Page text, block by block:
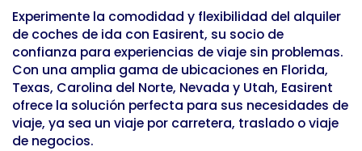
Experimente la comodidad y flexibilidad del alquiler
de coches de ida con Easirent, su socio de
confianza para experiencias de viaje sin problemas.
Con una amplia gama de ubicaciones en Florida,
Texas, Carolina del Norte, Nevada y Utah, Easirent
ofrece la solución perfecta para sus necesidades de
viaje, ya sea un viaje por carretera, traslado o viaje
de negocios.